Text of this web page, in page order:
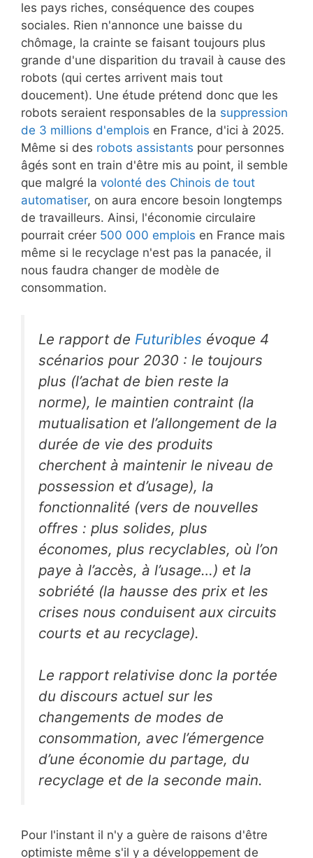
les pays riches, conséquence des coupes
sociales. Rien n'annonce une baisse du
chômage, la crainte se faisant toujours plus
grande d'une disparition du travail à cause des
robots (qui certes arrivent mais tout
doucement). Une étude prétend donc que les
robots seraient responsables de la suppression
de 3 millions d'emplois en France, d'ici à 2025.
Même si des robots assistants pour personnes
âgés sont en train d'être mis au point, il semble
que malgré la volonté des Chinois de tout
automatiser, on aura encore besoin longtemps
de travailleurs. Ainsi, l'économie circulaire
pourrait créer 500 000 emplois en France mais
même si le recyclage n'est pas la panacée, il
nous faudra changer de modèle de
consommation.
Le rapport de Futuribles évoque 4
scénarios pour 2030 : le toujours
plus (l’achat de bien reste la
norme), le maintien contraint (la
mutualisation et l’allongement de la
durée de vie des produits
cherchent à maintenir le niveau de
possession et d’usage), la
fonctionnalité (vers de nouvelles
offres : plus solides, plus
économes, plus recyclables, où l’on
paye à l’accès, à l’usage…) et la
sobriété (la hausse des prix et les
crises nous conduisent aux circuits
courts et au recyclage).
Le rapport relativise donc la portée
du discours actuel sur les
changements de modes de
consommation, avec l’émergence
d’une économie du partage, du
recyclage et de la seconde main.
Pour l'instant il n'y a guère de raisons d'être
optimiste même s'il y a développement de